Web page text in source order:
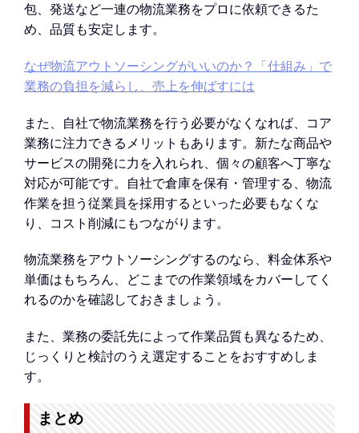
包、発送など一連の物流業務をプロに依頼できるた
め、品質も安定します。
なぜ物流アウトソーシングがいいのか？「仕組み」で
業務の負担を減らし、売上を伸ばすには
また、自社で物流業務を行う必要がなくなれば、コア
業務に注力できるメリットもあります。新たな商品や
サービスの開発に力を入れられ、個々の顧客へ丁寧な
対応が可能です。自社で倉庫を保有・管理する、物流
作業を担う従業員を採用するといった必要もなくな
り、コスト削減にもつながります。
物流業務をアウトソーシングするのなら、料金体系や
単価はもちろん、どこまでの作業領域をカバーしてく
れるのかを確認しておきましょう。
また、業務の委託先によって作業品質も異なるため、
じっくりと検討のうえ選定することをおすすめしま
す。
まとめ